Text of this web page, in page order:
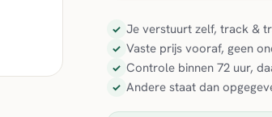
✓ Je verstuurt zelf, track &
✓ Vaste prijs vooraf, geen
✓ Controle binnen 72 uur,
✓ Andere staat dan